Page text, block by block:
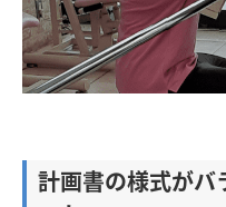
計画書の様式がバ